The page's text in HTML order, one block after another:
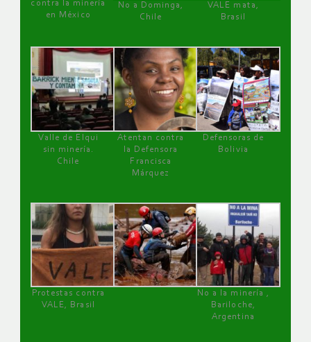
contra la minería
en México
No a Dominga,
Chile
VALE mata,
Brasil
Valle de Elqui
sin minería.
Chile
Atentan contra
la Defensora
Francisca
Márquez
Defensoras de
Bolivia
Protestas contra
VALE, Brasil
No a la minería ,
Bariloche,
Argentina